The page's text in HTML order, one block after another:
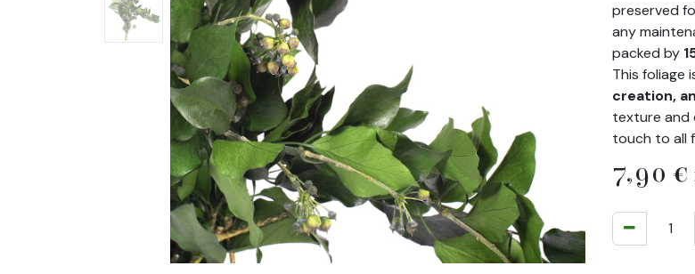
preserved
any
packed by
This foliage
creation,
texture and
touch to all
7,90 €